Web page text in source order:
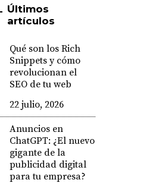
Últimos
artículos
Qué son los Rich
Snippets y cómo
revolucionan el
SEO de tu web
22 julio, 2026
Anuncios en
ChatGPT: ¿El nuevo
gigante de la
publicidad digital
para tu empresa?